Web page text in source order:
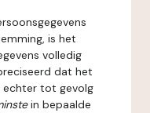
is het
volledig
dat het
echter tot gevolg
in bepaalde